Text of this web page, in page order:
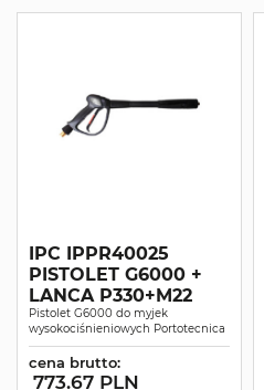
IPC IPPR40025
PISTOLET G6000 +
LANCA P330+M22
Pistolet G6000 do myjek
wysokociśnieniowych Portotecnica
cena brutto:
773.67 PLN